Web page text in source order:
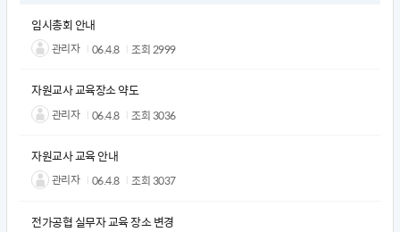
임시총회 안내
관리자 06.4.8 조회2999
자원교사 교육장소 약도
관리자 06.4.8 조회3036
자원교사 교육 안내
관리자 06.4.8 조회3037
전가공협 실무자 교육 장소 변경